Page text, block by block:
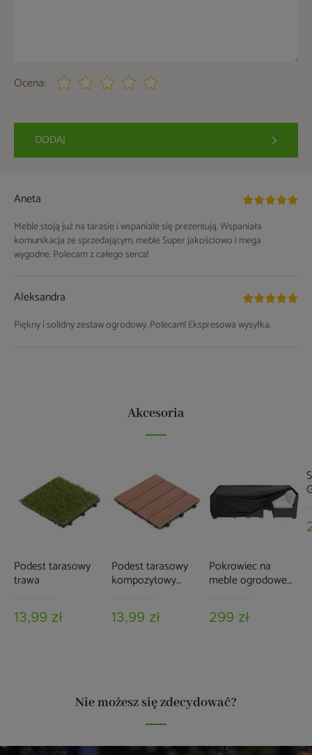
Ocena:
DODAJ
Aneta
Meble stoją już na tarasie i wspaniale się prezentują. Wspaniała
komunikacja ze sprzedającym, meble Super jakościowo i mega
wygodne. Polecam z całego serca!
Aleksandra
Piękny i solidny zestaw ogrodowy. Polecam! Ekspresowa wysyłka.
Akcesoria
Podest tarasowy
trawa
13,99 zł
Podest tarasowy
kompozytowy
13,99 zł
Pokrowiec na
meble ogrodowe
czarny
299 zł
Nie możesz się zdecydować?